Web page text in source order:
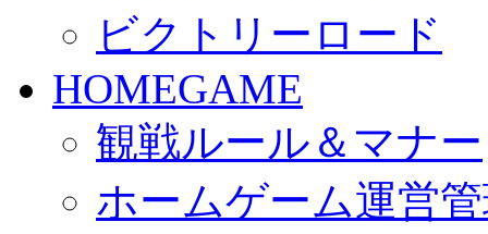
ビクトリーロード
HOMEGAME
観戦ルール＆マナー
ホームゲーム運営